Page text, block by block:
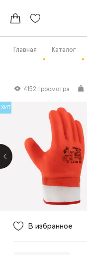
Главная Каталог
4152 просмотра
ХИТ
В избранное